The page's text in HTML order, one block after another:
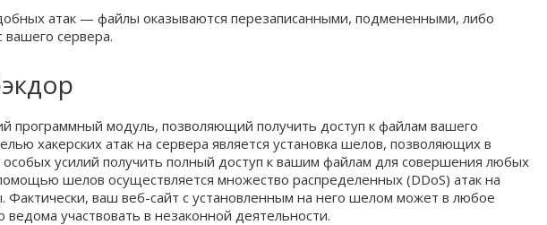
атак — файлы оказываются перезаписанными, подмененными, либо
вашего сервера.
программный модуль, позволяющий получить доступ к файлам вашего
хакерских атак на сервера является установка шелов, позволяющих в
усилий получить полный доступ к вашим файлам для совершения любых
шелов осуществляется множество распределенных (DDoS) атак на
Фактически, ваш веб-сайт с установленным на него шелом может в любое
ведома участвовать в незаконной деятельности.